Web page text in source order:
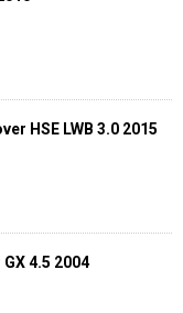
HSE LWB 3.0 2015
4.5 2004